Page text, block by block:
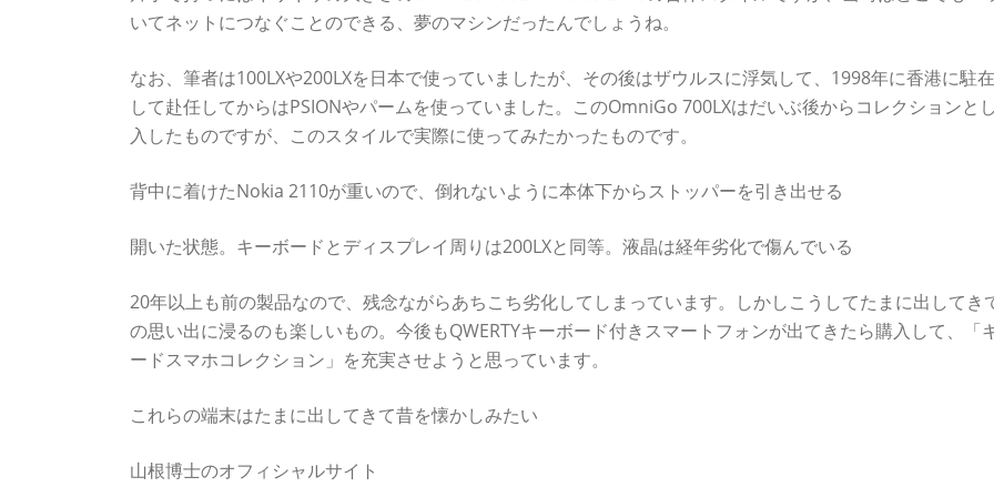
いてネットにつなぐことのできる、夢のマシンだったんでしょうね。
なお、筆者は100LXや200LXを日本で使っていましたが、その後はザウルスに浮気して、1998年に香港に駐
して赴任してからはPSIONやパームを使っていました。このOmniGo 700LXはだいぶ後からコレクションと
入したものですが、このスタイルで実際に使ってみたかったものです。
背中に着けたNokia 2110が重いので、倒れないように本体下からストッパーを引き出せる
開いた状態。キーボードとディスプレイ周りは200LXと同等。液晶は経年劣化で傷んでいる
20年以上も前の製品なので、残念ながらあちこち劣化してしまっています。しかしこうしてたまに出してき
の思い出に浸るのも楽しいもの。今後もQWERTYキーボード付きスマートフォンが出てきたら購入して、「
ードスマホコレクション」を充実させようと思っています。
これらの端末はたまに出してきて昔を懐かしみたい
山根博士のオフィシャルサイト